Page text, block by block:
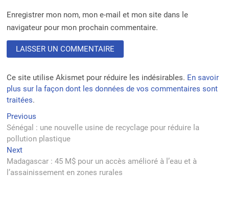
Enregistrer mon nom, mon e-mail et mon site dans le
navigateur pour mon prochain commentaire.
Ce site utilise Akismet pour réduire les indésirables. En savoir
plus sur la façon dont les données de vos commentaires sont
traitées.
Navigation
de
l’article
Previous
post:
Sénégal : une nouvelle usine de recyclage pour réduire la
pollution plastique
NextNext
post:
Madagascar : 45 M$ pour un accès amélioré à l’eau et à
l’assainissement en zones rurales